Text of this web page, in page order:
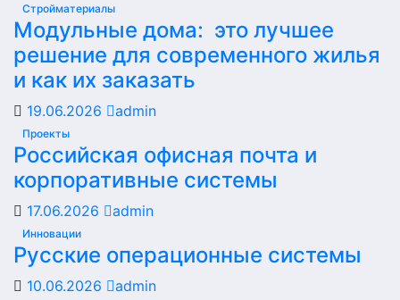
Стройматериалы
Модульные дома: это лучшее
решение для современного жилья
и как их заказать
19.06.2026 admin
Проекты
Российская офисная почта и
корпоративные системы
17.06.2026 admin
Инновации
Русские операционные системы
10.06.2026 admin